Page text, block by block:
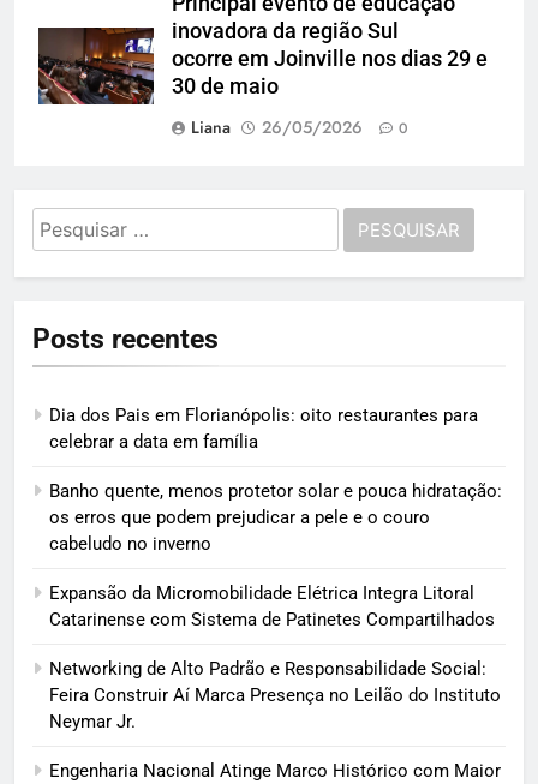
inovadora da região Sul
ocorre em Joinville nos dias 29 e
30 de maio
Liana
26/05/2026 0
Pesquisar
por:
Posts recentes
Dia dos Pais em Florianópolis: oito restaurantes para
celebrar a data em família
Banho quente, menos protetor solar e pouca hidratação:
os erros que podem prejudicar a pele e o couro
cabeludo no inverno
Expansão da Micromobilidade Elétrica Integra Litoral
Catarinense com Sistema de Patinetes Compartilhados
Networking de Alto Padrão e Responsabilidade Social:
Feira Construir Aí Marca Presença no Leilão do Instituto
Neymar Jr.
Engenharia Nacional Atinge Marco Histórico com Maior